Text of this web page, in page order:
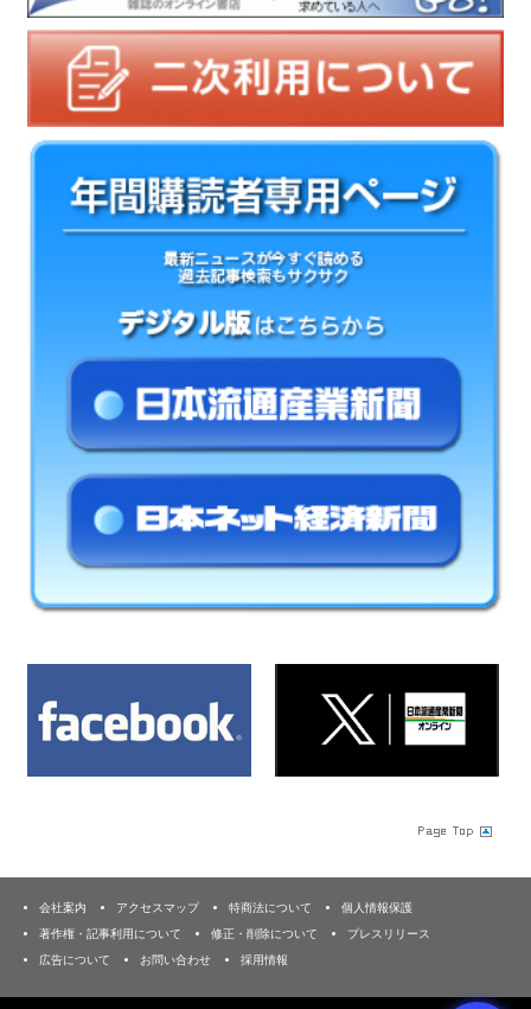
会社案内 アクセスマップ 特商法について
個人情報保護
著作権・記事利用について
修正・削除について
プレスリリース
広告について
お問い合わせ 採用情報